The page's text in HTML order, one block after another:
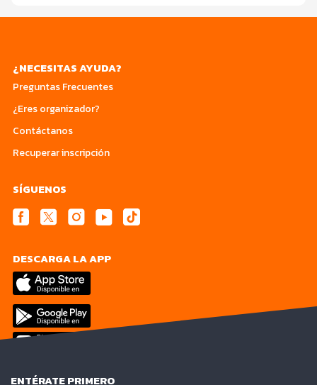
¿NECESITAS AYUDA?
Preguntas Frecuentes
¿Eres organizador?
Contáctanos
Recuperar inscripción
SÍGUENOS
DESCARGA LA APP
ENTÉRATE PRIMERO